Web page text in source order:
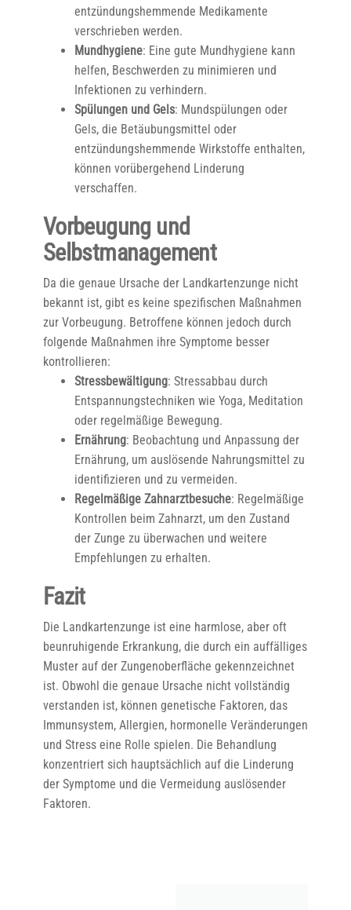
entzündungshemmende Medikamente
verschrieben werden.
Mundhygiene: Eine gute Mundhygiene kann
helfen, Beschwerden zu minimieren und
Infektionen zu verhindern.
Spülungen und Gels: Mundspülungen oder
Gels, die Betäubungsmittel oder
entzündungshemmende Wirkstoffe enthalten,
können vorübergehend Linderung
verschaffen.
Vorbeugung und
Selbstmanagement
Da die genaue Ursache der Landkartenzunge nicht
bekannt ist, gibt es keine spezifischen Maßnahmen
zur Vorbeugung. Betroffene können jedoch durch
folgende Maßnahmen ihre Symptome besser
kontrollieren:
Stressbewältigung: Stressabbau durch
Entspannungstechniken wie Yoga, Meditation
oder regelmäßige Bewegung.
Ernährung: Beobachtung und Anpassung der
Ernährung, um auslösende Nahrungsmittel zu
identifizieren und zu vermeiden.
Regelmäßige Zahnarztbesuche: Regelmäßige
Kontrollen beim Zahnarzt, um den Zustand
der Zunge zu überwachen und weitere
Empfehlungen zu erhalten.
Fazit
Die Landkartenzunge ist eine harmlose, aber oft
beunruhigende Erkrankung, die durch ein auffälliges
Muster auf der Zungenoberfläche gekennzeichnet
ist. Obwohl die genaue Ursache nicht vollständig
verstanden ist, können genetische Faktoren, das
Immunsystem, Allergien, hormonelle Veränderungen
und Stress eine Rolle spielen. Die Behandlung
konzentriert sich hauptsächlich auf die Linderung
der Symptome und die Vermeidung auslösender
Faktoren.